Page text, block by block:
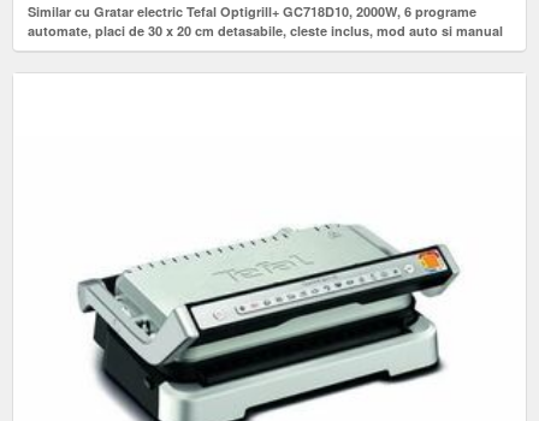
Similar cu Gratar electric Tefal Optigrill+ GC718D10, 2000W, 6 programe
automate, placi de 30 x 20 cm detasabile, cleste inclus, mod auto si manual
(Argintiu)